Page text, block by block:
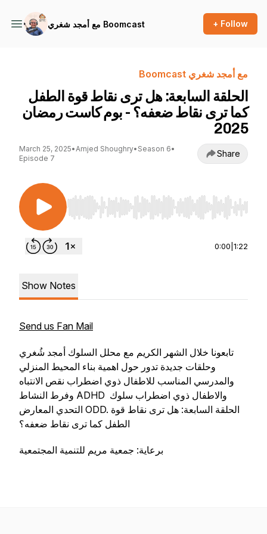
مع أمجد شغري Boomcast + Follow
مع أمجد شغري Boomcast
الحلقة السابعة: هل ترى نقاط قوة الطفل
كما ترى نقاط ضعفه؟ - بوم كاست رمضان
2025
March 25, 2025•Amjed Shoughry• Season 6•
Episode 7
Share
Use Left/Right to seek, Home/End to jump to
0:00 1:22
Show Notes
Send us Fan Mail
تابعونا خلال الشهر الكريم مع محلل السلوك أمجد شُغري
وحلقات جديدة تدور حول اهمية بناء المحيط المنزلي
والمدرسي المناسب للاطفال ذوي اضطراب نقص الانتباه
وفرط النشاط ADHD والاطفال ذوي اضطراب سلوك
التحدي المعارض ODD. الحلقة السابعة: هل ترى نقاط قوة
برعاية: جمعية مريم للتنمية المجتمعية